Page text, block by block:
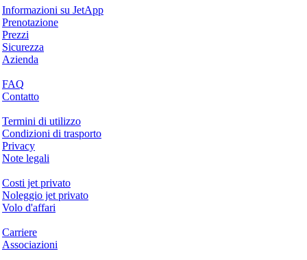
Informazioni su JetApp
Prenotazione
Prezzi
Sicurezza
Azienda
FAQ
Contatto
Termini di utilizzo
Condizioni di trasporto
Privacy
Note legali
Costi jet privato
Noleggio jet privato
Volo d'affari
Carriere
Associazioni